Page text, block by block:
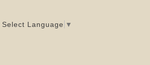
Select Language ▼